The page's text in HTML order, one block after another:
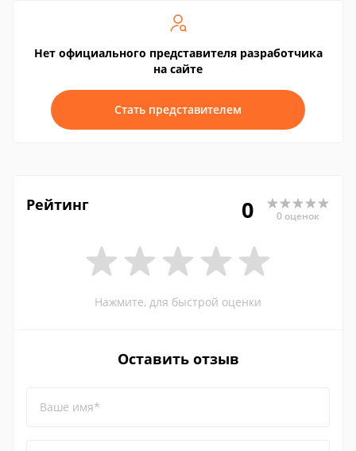
Нет официального представителя разработчика
на сайте
Стать представителем
Рейтинг 0 0 оценок
Нажмите, для быстрой оценки
Оставить отзыв
Ваше имя*